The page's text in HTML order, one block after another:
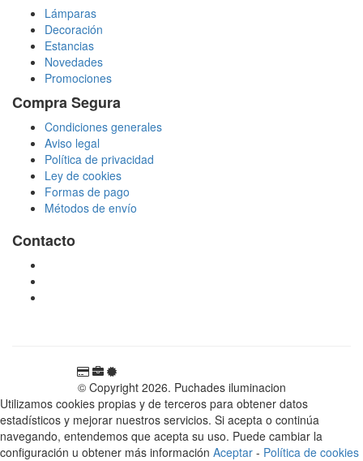
Lámparas
Decoración
Estancias
Novedades
Promociones
Compra Segura
Condiciones generales
Aviso legal
Política de privacidad
Ley de cookies
Formas de pago
Métodos de envío
Contacto
© Copyright 2026. Puchades iluminacion
Utilizamos cookies propias y de terceros para obtener datos
estadísticos y mejorar nuestros servicios. Si acepta o continúa
navegando, entendemos que acepta su uso. Puede cambiar la
configuración u obtener más información Aceptar - Política de cookies